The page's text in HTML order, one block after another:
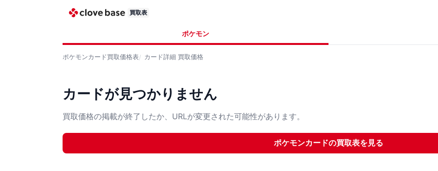
買取表
ポケモン
ポケモンカード買取価格表 カード詳細 買取価格
カードが見つかりません
買取価格の掲載が終了したか、URLが変更された可能性があります。
ポケモンカードの買取表を見る